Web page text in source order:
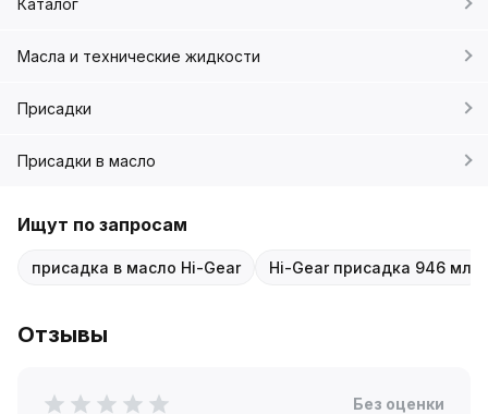
Масла и технические жидкости
Присадки
Присадки в масло
Ищут по запросам
присадка в масло Hi-Gear Hi-Gear присадка 946 мл
Отзывы
Без оценки